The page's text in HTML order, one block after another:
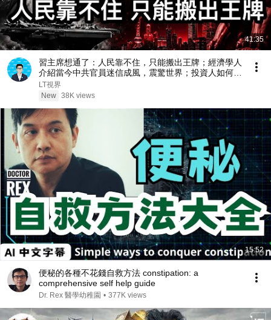
41:35
習主席想通了：人民靠不住，只能搬出王牌；經濟學人
介紹當今中共官員迷信成風，震驚世界；投資人如何重
新面臨資產配置與稅務的考驗？
LT視界
New 38K views
15:52
便秘的各種不花錢自救方法 constipation: a
comprehensive self help guide
Dr. Rex 醫學幼稚園 • 377K views